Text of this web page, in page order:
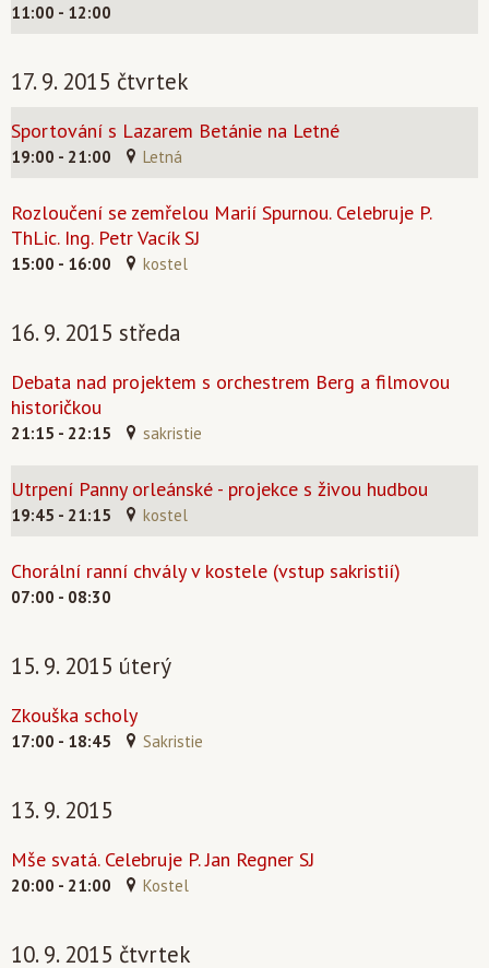
11:00 - 12:00
17. 9. 2015 čtvrtek
Sportování s Lazarem Betánie na Letné
19:00 - 21:00 Letná
Rozloučení se zemřelou Marií Spurnou. Celebruje P.
ThLic. Ing. Petr Vacík SJ
15:00 - 16:00 kostel
16. 9. 2015 středa
Debata nad projektem s orchestrem Berg a filmovou
historičkou
21:15 - 22:15 sakristie
Utrpení Panny orleánské - projekce s živou hudbou
19:45 - 21:15 kostel
Chorální ranní chvály v kostele (vstup sakristií)
07:00 - 08:30
15. 9. 2015 úterý
Zkouška scholy
17:00 - 18:45 Sakristie
13. 9. 2015
Mše svatá. Celebruje P. Jan Regner SJ
20:00 - 21:00 Kostel
10. 9. 2015 čtvrtek